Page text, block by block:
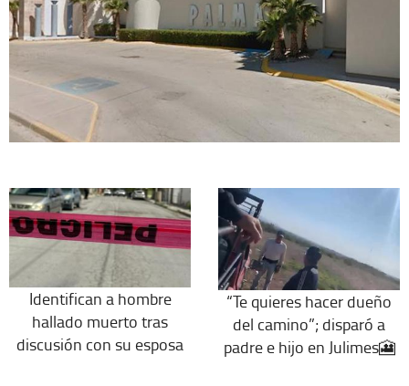
Identifican a hombre
hallado muerto tras
discusión con su esposa
“Te quieres hacer dueño
del camino”; disparó a
padre e hijo en Julimes🎦